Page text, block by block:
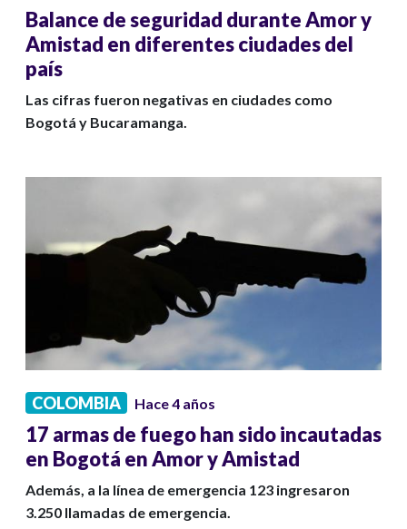
Balance de seguridad durante Amor y
Amistad en diferentes ciudades del
país
Las cifras fueron negativas en ciudades como
Bogotá y Bucaramanga.
COLOMBIA Hace 4 años
17 armas de fuego han sido incautadas
en Bogotá en Amor y Amistad
Además, a la línea de emergencia 123 ingresaron
3.250 llamadas de emergencia.